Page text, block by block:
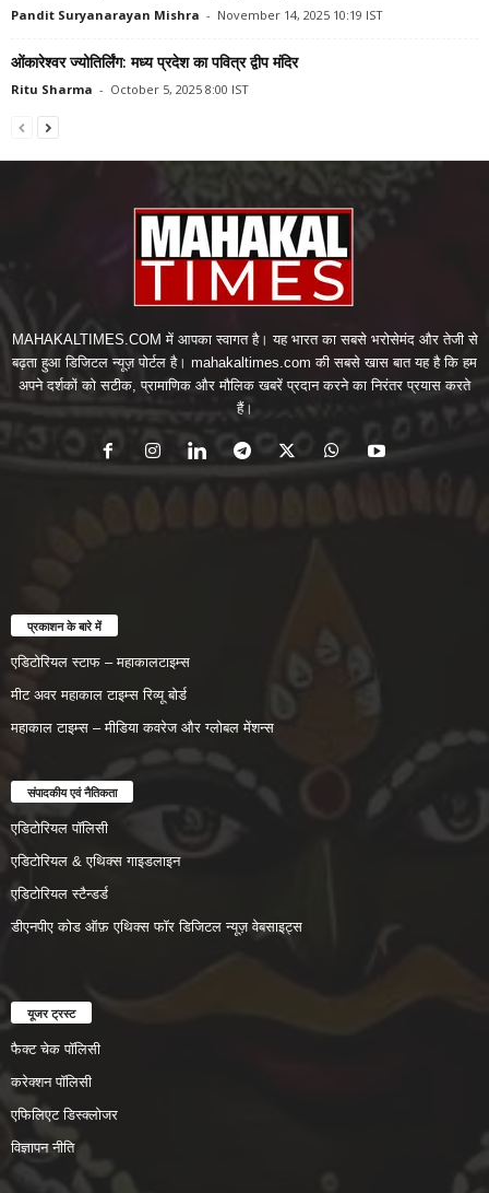
Pandit Suryanarayan Mishra - November 14, 2025 10:19 IST
ओंकारेश्वर ज्योतिर्लिंग: मध्य प्रदेश का पवित्र द्वीप मंदिर
Ritu Sharma - October 5, 2025 8:00 IST
MAHAKALTIMES.COM में आपका स्वागत है। यह भारत का सबसे भरोसेमंद और तेजी से
बढ़ता हुआ डिजिटल न्यूज़ पोर्टल है। mahakaltimes.com की सबसे खास बात यह है कि हम
अपने दर्शकों को सटीक, प्रामाणिक और मौलिक खबरें प्रदान करने का निरंतर प्रयास करते
हैं।
प्रकाशन के बारे में
एडिटोरियल स्टाफ – महाकालटाइम्स
मीट अवर महाकाल टाइम्स रिव्यू बोर्ड
महाकाल टाइम्स – मीडिया कवरेज और ग्लोबल मेंशन्स
संपादकीय एवं नैतिकता
एडिटोरियल पॉलिसी
एडिटोरियल & एथिक्स गाइडलाइन
एडिटोरियल स्टैन्डर्ड
डीएनपीए कोड ऑफ़ एथिक्स फॉर डिजिटल न्यूज़ वेबसाइट्स
यूजर ट्रस्ट
फैक्ट चेक पॉलिसी
करेक्शन पॉलिसी
एफिलिएट डिस्क्लोजर
विज्ञापन नीति